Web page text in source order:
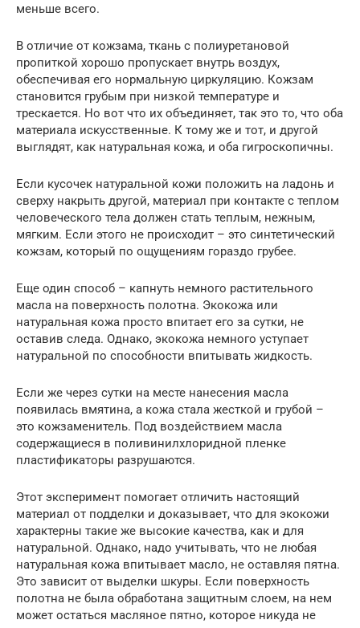
меньше всего.
В отличие от кожзама, ткань с полиуретановой
пропиткой хорошо пропускает внутрь воздух,
обеспечивая его нормальную циркуляцию. Кожзам
становится грубым при низкой температуре и
трескается. Но вот что их объединяет, так это то, что оба
материала искусственные. К тому же и тот, и другой
выглядят, как натуральная кожа, и оба гигроскопичны.
Если кусочек натуральной кожи положить на ладонь и
сверху накрыть другой, материал при контакте с теплом
человеческого тела должен стать теплым, нежным,
мягким. Если этого не происходит – это синтетический
кожзам, который по ощущениям гораздо грубее.
Еще один способ – капнуть немного растительного
масла на поверхность полотна. Экокожа или
натуральная кожа просто впитает его за сутки, не
оставив следа. Однако, экокожа немного уступает
натуральной по способности впитывать жидкость.
Если же через сутки на месте нанесения масла
появилась вмятина, а кожа стала жесткой и грубой –
это кожзаменитель. Под воздействием масла
содержащиеся в поливинилхлоридной пленке
пластификаторы разрушаются.
Этот эксперимент помогает отличить настоящий
материал от подделки и доказывает, что для экокожи
характерны такие же высокие качества, как и для
натуральной. Однако, надо учитывать, что не любая
натуральная кожа впитывает масло, не оставляя пятна.
Это зависит от выделки шкуры. Если поверхность
полотна не была обработана защитным слоем, на нем
может остаться масляное пятно, которое никуда не